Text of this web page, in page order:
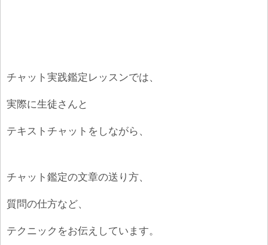
チャット実践鑑定レッスンでは、
実際に生徒さんと
テキストチャットをしながら、
チャット鑑定の文章の送り方、
質問の仕方など、
テクニックをお伝えしています。